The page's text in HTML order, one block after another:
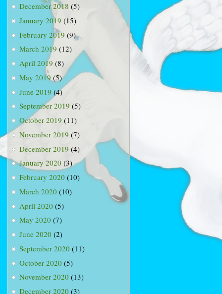
December 2018 (5)
January 2019 (15)
February 2019 (9)
March 2019 (12)
April 2019 (8)
May 2019(5)
June 2019 (4)
September 2019 (5)
October 2019 (11)
November 2019 (7)
December 2019 (4)
January 2020 (3)
February 2020 (10)
March 2020 (10)
April 2020 (5)
May 2020 (7)
June 2020 (2)
September 2020 (11)
October 2020 (5)
November 2020 (13)
December 2020 (3)